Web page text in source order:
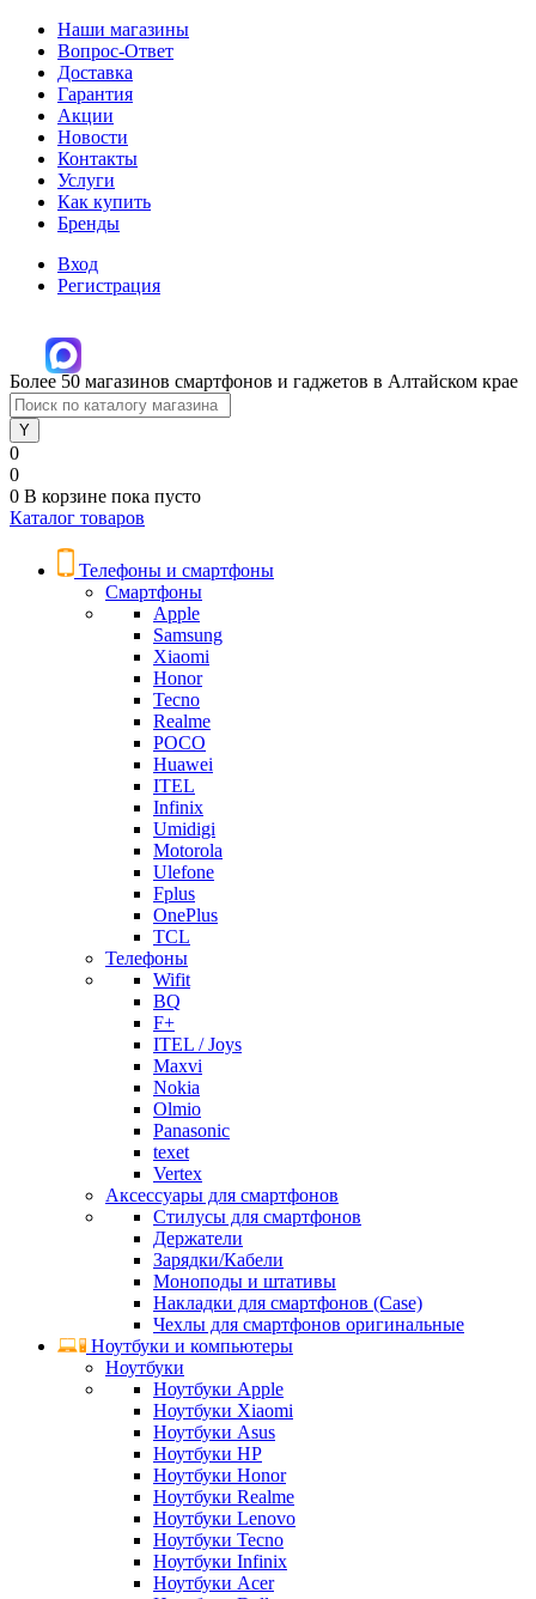
Наши магазины
Вопрос-Ответ
Доставка
Гарантия
Акции
Новости
Контакты
Услуги
Как купить
Бренды
Вход
Регистрация
Более 50 магазинов смартфонов и гаджетов в Алтайском крае
0
0
0 В корзине пока пусто
Каталог товаров
Телефоны и смартфоны
Смартфоны
Apple
Samsung
Xiaomi
Honor
Tecno
Realme
POCO
Huawei
ITEL
Infinix
Umidigi
Motorola
Ulefone
Fplus
OnePlus
TCL
Телефоны
Wifit
BQ
F+
ITEL / Joys
Maxvi
Nokia
Olmio
Panasonic
texet
Vertex
Аксессуары для смартфонов
Стилусы для смартфонов
Держатели
Зарядки/Кабели
Моноподы и штативы
Накладки для смартфонов (Case)
Чехлы для смартфонов оригинальные
Ноутбуки и компьютеры
Ноутбуки
Ноутбуки Apple
Ноутбуки Xiaomi
Ноутбуки Asus
Ноутбуки HP
Ноутбуки Honor
Ноутбуки Realme
Ноутбуки Lenovo
Ноутбуки Tecno
Ноутбуки Infinix
Ноутбуки Acer